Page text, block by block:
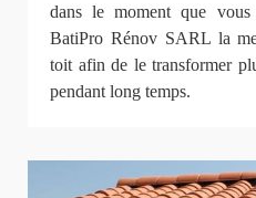
dans le moment que
BatiPro Rénov SARL la
toit afin de le transformer
pendant long temps.